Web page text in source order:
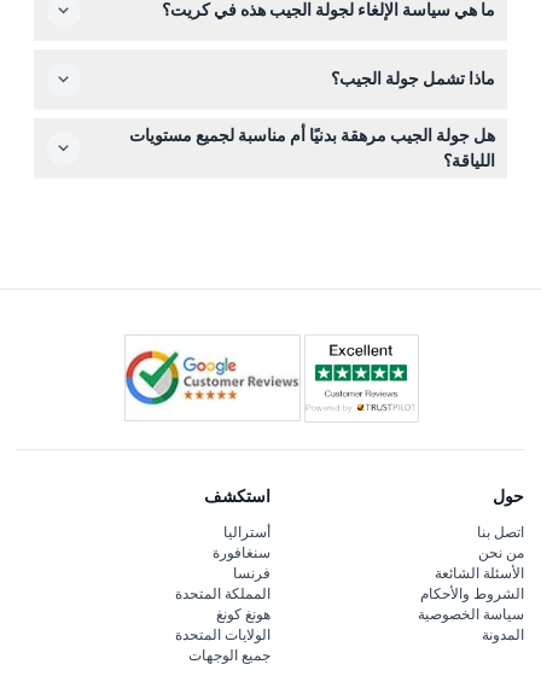
اختر التاريخ المفضل لديك وتحقق من التوافر من خلال عملية
ما هي سياسة الإلغاء لجولة الجيب هذه في كريت؟
خططك قبل الحجز. تذكرتك صالحة فقط للتاريخ والوقت الذي
ماذا تشمل جولة الجيب؟
تشمل الجولة سائقًا/دليلًا محترفًا يتحدث الإنجليزية، وجبة غداء
مع مشروبات، نقل ذهابًا وإيابًا من الفندق، رسوم الوقود،
والضرائب—كلها مشمولة في السعر.
هل جولة الجيب مرهقة بدنيًا أم مناسبة لجميع مستويات
اللياقة؟
حول
اتصل بنا
من نحن
الأسئلة الشائعة
الشروط والأحكام
سياسة الخصوصية
المدونة
استكشف
أستراليا
سنغافورة
فرنسا
المملكة المتحدة
هونغ كونغ
الولايات المتحدة
جميع الوجهات